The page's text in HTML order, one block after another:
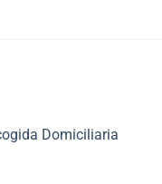
Domiciliaria